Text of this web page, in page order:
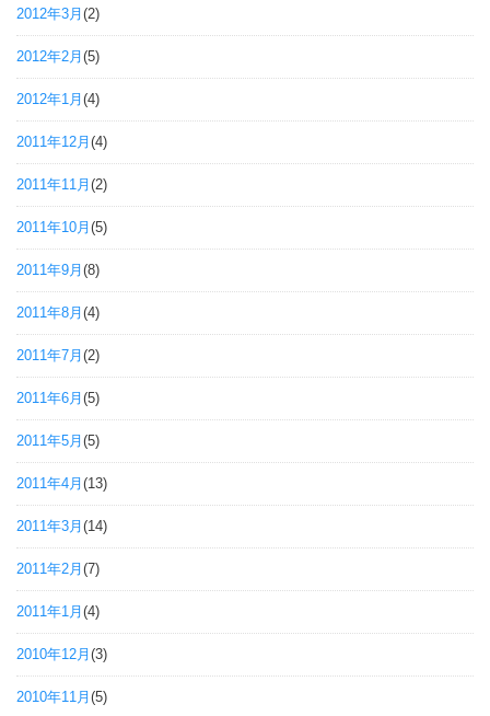
2012年3月 (2)
2012年2月 (5)
2012年1月 (4)
2011年12月 (4)
2011年11月 (2)
2011年10月 (5)
2011年9月 (8)
2011年8月 (4)
2011年7月 (2)
2011年6月 (5)
2011年5月 (5)
2011年4月 (13)
2011年3月 (14)
2011年2月 (7)
2011年1月 (4)
2010年12月 (3)
2010年11月 (5)